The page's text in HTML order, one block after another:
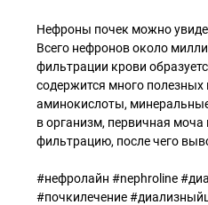
Нефроны почек можно
Всего нефронов около
фильтрации крови
содержится много
аминокислоты,
в организм, первичная
фильтрацию, после чего
#нефролайн #nephroline
#почкилечение